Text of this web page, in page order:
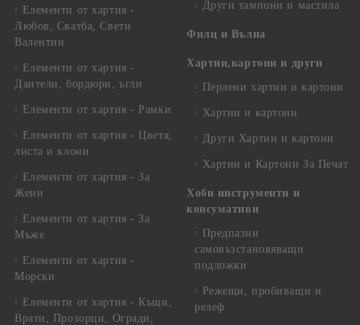
Елементи от хартия -
Любов, Сватба, Свети
Валентин
Елементи от хартия -
Дантели, бордюри, ъгли
Елементи от хартия - Рамки
Елементи от хартия - Цветя,
листа и клони
Елементи от хартия - За
Жени
Елементи от хартия - За
Мъже
Елементи от хартия -
Морски
Елементи от хартия - Къщи,
Врати, Прозорци, Огради,
Други тампони и мастила
Филц и Вълна
Хартии,картони и други
Перлени хартии и картони
Хартии и картони
Други Хартии и картони
Хартии и Картони За Печат
Хоби инструменти и
консумативи
Предпазни
самовъзстановяващи
подложки
Режещи, пробиващи и
релеф